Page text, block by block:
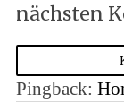
nächsten
Pingback: